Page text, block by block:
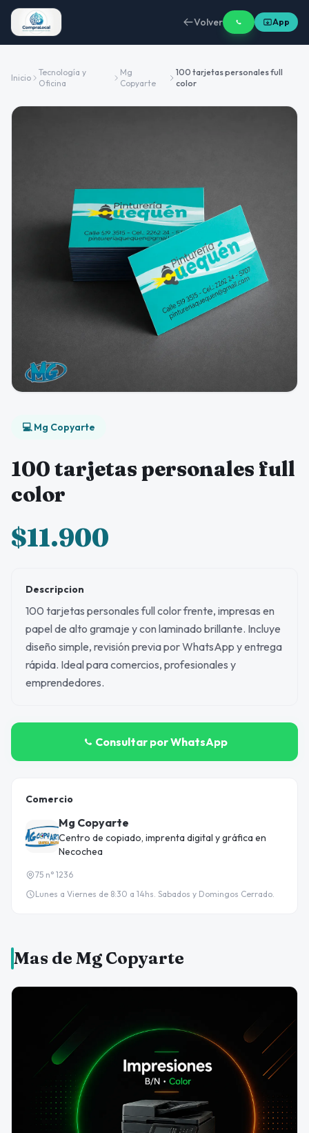
Volver App
Inicio
Tecnología y
Oficina
Mg
Copyarte
100 tarjetas personales full
color
💻 Mg Copyarte
100 tarjetas personales full
color
$11.900
Descripcion
100 tarjetas personales full color frente, impresas en
papel de alto gramaje y con laminado brillante. Incluye
diseño simple, revisión previa por WhatsApp y entrega
rápida. Ideal para comercios, profesionales y
emprendedores.
Consultar por WhatsApp
Comercio
Mg Copyarte
Centro de copiado, imprenta digital y gráfica en
Necochea
75 n° 1236
Lunes a Viernes de 8:30 a 14hs. Sabados y Domingos Cerrado.
Mas de Mg Copyarte